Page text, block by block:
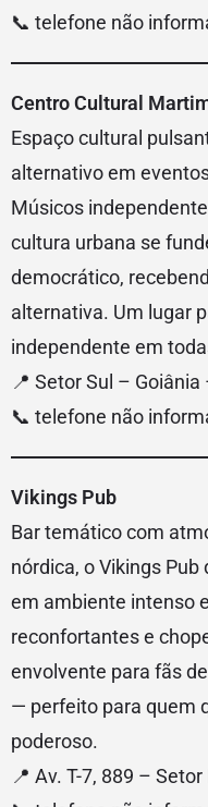
📞 telefone não
Centro Cultural
Espaço cultural
alternativo em
Músicos
cultura urbana se
democrático,
alternativa. Um lugar
independente em
📍 Setor Sul – Goiânia
📞 telefone não
Vikings Pub
Bar temático com
nórdica, o Vikings
em ambiente intenso
reconfortantes e
envolvente para fãs
— perfeito para quem
poderoso.
📍 Av. T-7, 889 –